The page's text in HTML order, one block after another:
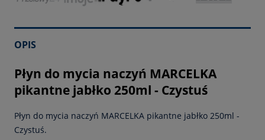
OPIS
Płyn do mycia naczyń MARCELKA
pikantne jabłko 250ml - Czystuś
Płyn do mycia naczyń MARCELKA pikantne jabłko 250ml -
Czystuś.